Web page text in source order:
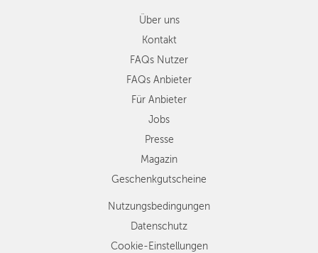
Über uns
Kontakt
FAQs Nutzer
FAQs Anbieter
Für Anbieter
Jobs
Presse
Magazin
Geschenkgutscheine
Nutzungsbedingungen
Datenschutz
Cookie-Einstellungen